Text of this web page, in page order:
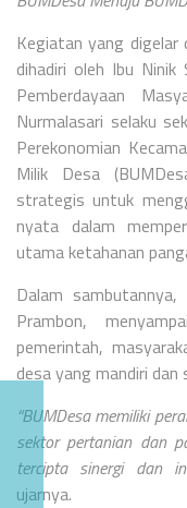
Kegiatan yang
dihadiri oleh Ibu Ninik
Pemberdayaan
Nurmalasari selaku
Perekonomian
Milik Desa
strategis untuk
nyata dalam
utama ketahanan
Dalam
Prambon,
pemerintah,
desa yang mandiri dan
“BUMDesa memiliki
sektor pertanian dan
tercipta sinergi dan
ujarnya.